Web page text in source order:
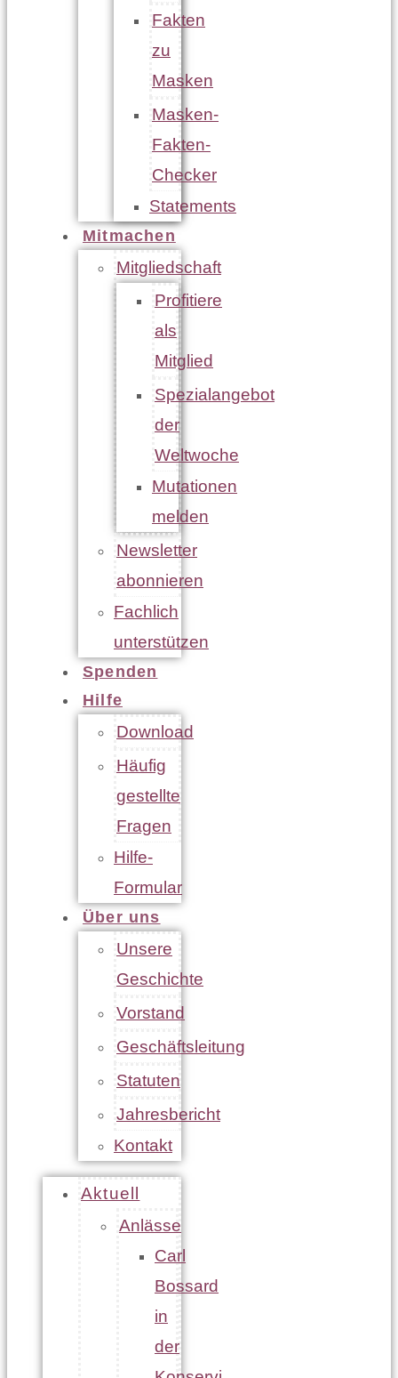
Fakten
zu
Masken
Masken-
Fakten-
Checker
Statements
Mitmachen
Mitgliedschaft
Profitiere
als
Mitglied
Spezialangebot
der
Weltwoche
Mutationen
melden
Newsletter
abonnieren
Fachlich
unterstützen
Spenden
Hilfe
Download
Häufig
gestellte
Fragen
Hilfe-
Formular
Über uns
Unsere
Geschichte
Vorstand
Geschäftsleitung
Statuten
Jahresbericht
Kontakt
Aktuell
Anlässe
Carl
Bossard
in
der